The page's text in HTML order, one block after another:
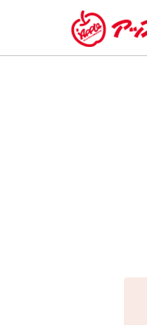
/*ABテスト_新規査定フォー